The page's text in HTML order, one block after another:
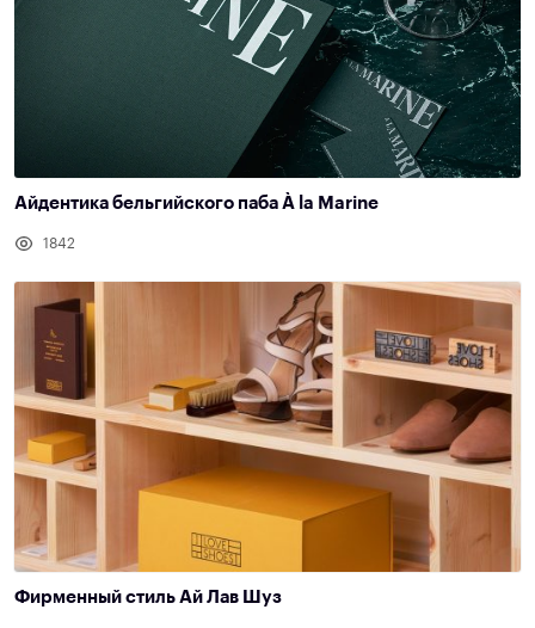
Айдентика бельгийского паба À la Marine
1842
Фирменный стиль Ай Лав Шуз